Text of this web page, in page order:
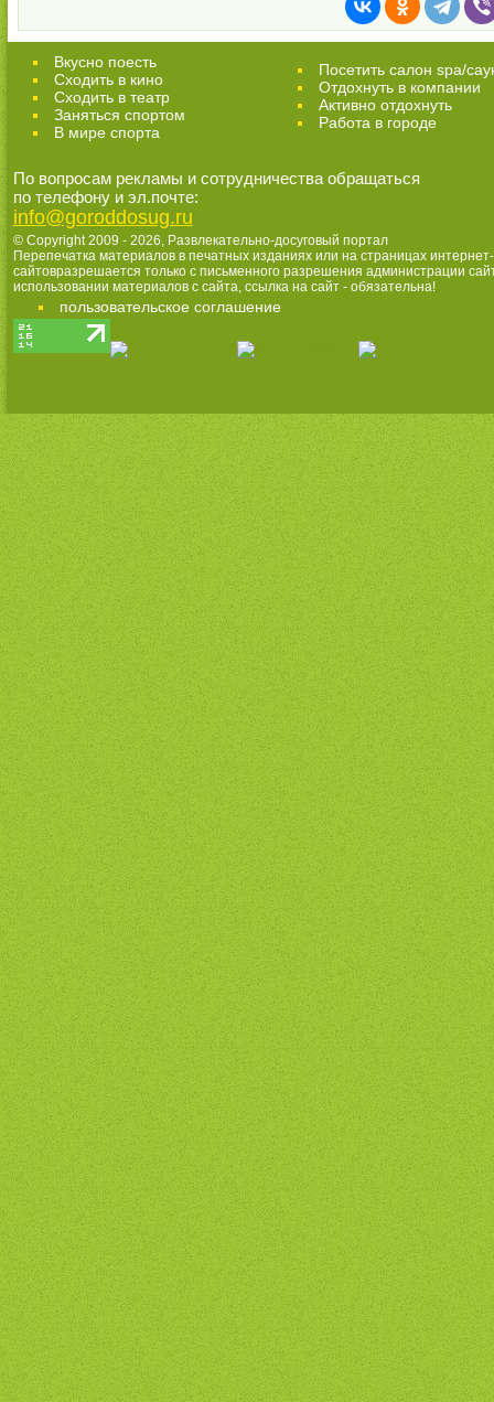
Вкусно поесть
Сходить в кино
Cходить в театр
Заняться спортом
В мире спорта
Посетить салон spa/
Отдохнуть в компании
Активно отдохнуть
Работа в городе
По вопросам рекламы и сотрудничества обращаться
по телефону и эл.почте:
info@goroddosug.ru
© Copyright 2009 - 2026, Развлекательно-досуговый портал
Перепечатка материалов в печатных изданиях или на страницах интернет-
сайтовразрешается только с письменного разрешения администрации
использовании материалов с сайта, ссылка на сайт - обязательна!
пользовательское соглашение